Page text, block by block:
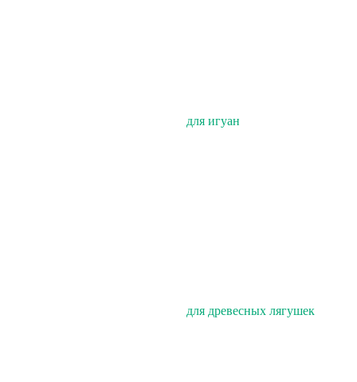
для игуан
для древесных лягушек